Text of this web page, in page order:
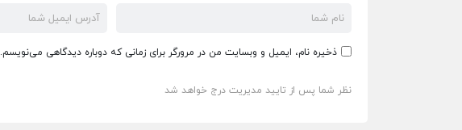
ذخیره نام، ایمیل و وبسایت من در مرورگر برای زمانی که دوباره دیدگاهی می‌نویسم.
نظر شما پس از تایید مدیریت درج خواهد شد